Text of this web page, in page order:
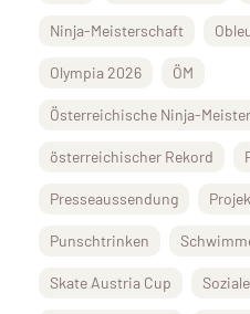
Ninja-Meisterschaft
Olympia 2026 ÖM
Österreichische Ninja-
österreichischer Rekord
Presseaussendung
Punschtrinken
Skate Austria Cup